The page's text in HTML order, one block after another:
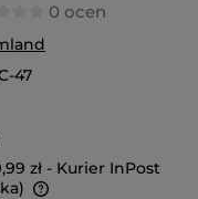
0 ocen
47
zł - Kurier InPost